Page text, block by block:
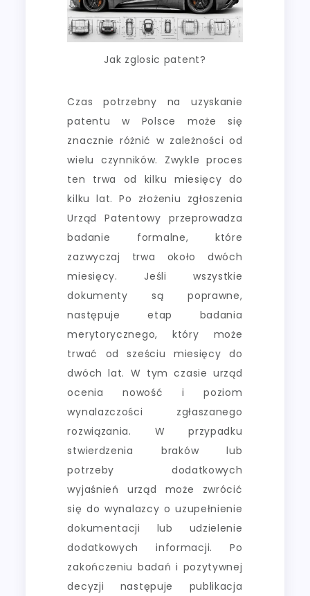
Jak zglosic patent?
Czas potrzebny na uzyskanie
patentu w Polsce może się
znacznie różnić w zależności od
wielu czynników. Zwykle proces
ten trwa od kilku miesięcy do
kilku lat. Po złożeniu zgłoszenia
Urząd Patentowy przeprowadza
badanie formalne, które
zazwyczaj trwa około dwóch
miesięcy. Jeśli wszystkie
dokumenty są poprawne,
następuje etap badania
merytorycznego, który może
trwać od sześciu miesięcy do
dwóch lat. W tym czasie urząd
ocenia nowość i poziom
wynalazczości zgłaszanego
rozwiązania. W przypadku
stwierdzenia braków lub
potrzeby dodatkowych
wyjaśnień urząd może zwrócić
się do wynalazcy o uzupełnienie
dokumentacji lub udzielenie
dodatkowych informacji. Po
zakończeniu badań i pozytywnej
decyzji następuje publikacja